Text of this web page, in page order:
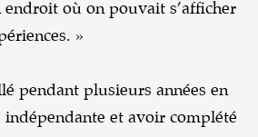
endroit où on pouvait s’afficher
»
pendant plusieurs années en
et avoir complété